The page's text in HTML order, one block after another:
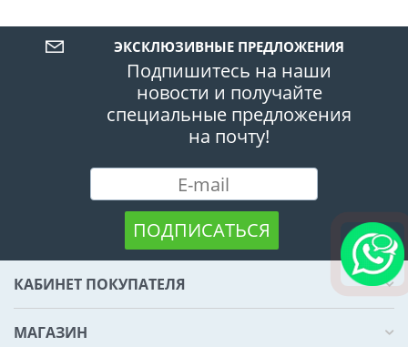
ЭКСКЛЮЗИВНЫЕ ПРЕДЛОЖЕНИЯ
Подпишитесь на наши
новости и получайте
специальные предложения
на почту!
ПОДПИСАТЬСЯ
КАБИНЕТ ПОКУПАТЕЛЯ
МАГАЗИН